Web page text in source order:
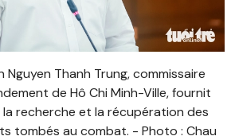
Nguyen Thanh Trung, commissaire
de Hô Chi Minh-Ville, fournit
recherche et la récupération des
tombés au combat. - Photo : Chau